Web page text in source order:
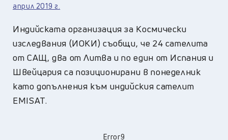
април 2019 г.
Индийската организация за Космически
изследвания (ИОКИ) съобщи, че 24 сателита
от САЩ, два от Литва и по един от Испания и
Швейцария са позиционирани в понеделник
като допълнения към индийския сателит
EMISAT.
Error9